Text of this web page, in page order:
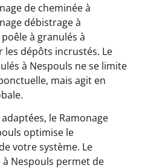
de cheminée à
débistrage à
à granulés à
les dépôts incrustés. Le
à Nespouls ne se limite
mais agit en
le Ramonage
optimise le
votre système. Le
Nespouls permet de